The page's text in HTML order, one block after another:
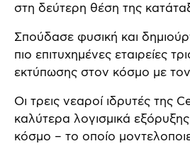
στη δεύτερη θέση της
Σπούδασε φυσική και
πιο επιτυχημένες εταιρείες
εκτύπωσης στον κόσμο με
Οι τρεις νεαροί ιδρυτές της
καλύτερα λογισμικά
κόσμο – το οποίο